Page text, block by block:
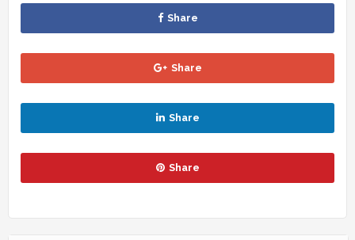
Share
Share
Share
Share